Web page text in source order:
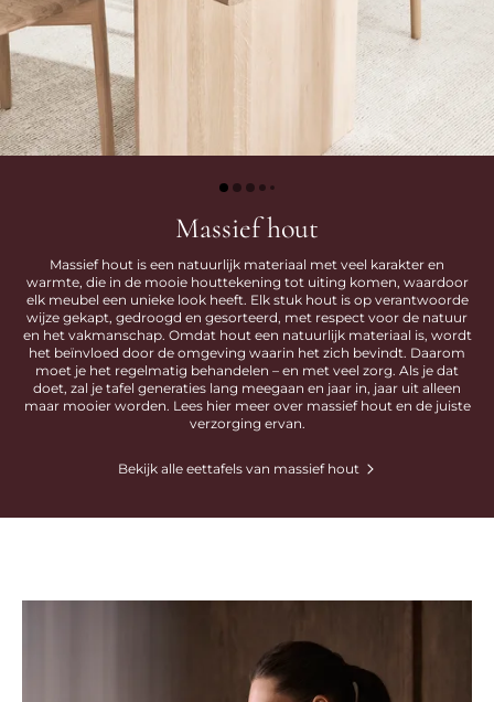
Massief hout
Massief hout is een natuurlijk materiaal met veel karakter en
warmte, die in de mooie houttekening tot uiting komen, waardoor
elk meubel een unieke look heeft. Elk stuk hout is op verantwoorde
wijze gekapt, gedroogd en gesorteerd, met respect voor de natuur
en het vakmanschap. Omdat hout een natuurlijk materiaal is, wordt
het beïnvloed door de omgeving waarin het zich bevindt. Daarom
moet je het regelmatig behandelen – en met veel zorg. Als je dat
doet, zal je tafel generaties lang meegaan en jaar in, jaar uit alleen
maar mooier worden. Lees hier meer over massief hout en de juiste
verzorging ervan.
Bekijk alle eettafels van massief hout